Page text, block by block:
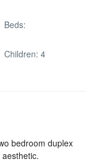
Beds:
Children: 4
bedroom duplex